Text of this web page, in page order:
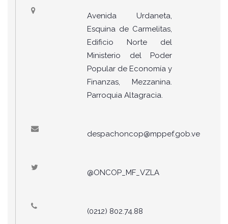
Avenida Urdaneta,
Esquina de Carmelitas,
Edificio Norte del
Ministerio del Poder
Popular de Economía y
Finanzas, Mezzanina.
Parroquia Altagracia.
despachoncop@mppef.gob.ve
@ONCOP_MF_VZLA
(0212) 802.74.88